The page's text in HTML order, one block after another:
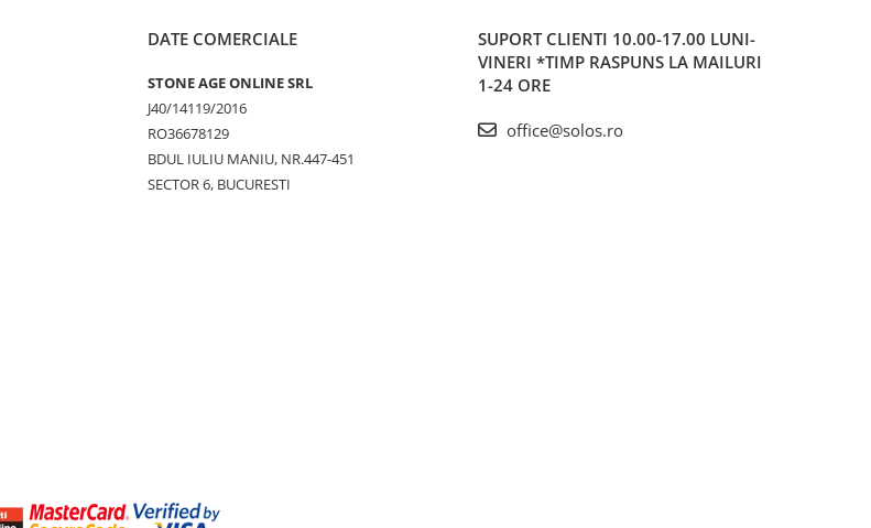
DATE COMERCIALE
STONE AGE ONLINE SRL
J40/14119/2016
RO36678129
BDUL IULIU MANIU, NR.447-451
SECTOR 6, BUCURESTI
SUPORT CLIENTI 10.00-17.00 LUNI-
VINERI *TIMP RASPUNS LA MAILURI
1-24 ORE
office@solos.ro